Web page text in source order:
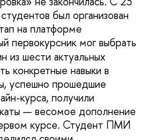
был организован
на платформе
первокурсник мог выбрать
из шести актуальных
конкретные навыки в
успешно прошедшие
курса, получили
— весомое дополнение
курсе. Студент ПМИ